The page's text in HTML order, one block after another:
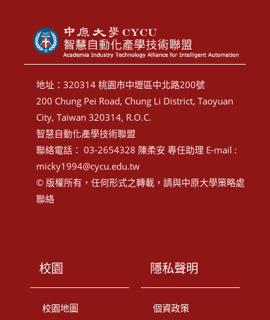
地址：320314 桃園市中壢區中北路200號
200 Chung Pei Road, Chung Li District, Taoyuan
City, Taiwan 320314, R.O.C.
智慧自動化產學技術聯盟
聯絡電話： 03-2654328 陳柔安 專任助理 E-mail :
micky1994@cycu.edu.tw
© 版權所有，任何形式之轉載，請與中原大學策略處
聯絡
校園
校園地圖
隱私聲明
個資政策